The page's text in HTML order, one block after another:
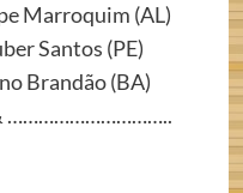
Marroquim (AL)
Santos (PE)
Brandão (BA)
…………………………..